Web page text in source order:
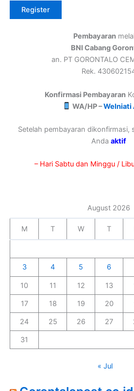
Pembayaran
BNI Cabang
an. PT GORONTALO
Rek.
Konfirmasi Pembayaran
WA/HP –Welniati
Setelah pembayaran dikonfirmasi,
Anda aktif
– Hari Sabtu dan Minggu /
August 2026
M T W T
3 4 5 6
10 11 12 13
17 18 19 20
24 25 26 27
31
« Jul